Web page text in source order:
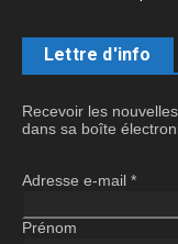
Lettre d'info
Recevoir les
dans sa boîte
Adresse e-mail *
Prénom